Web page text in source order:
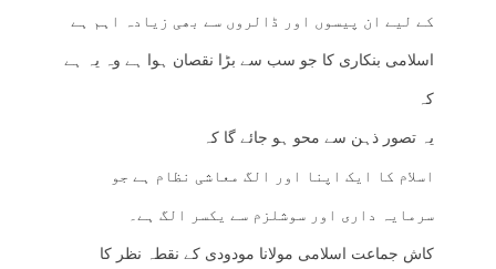
کے لیے ان پیسوں اور ڈالروں سے بھی زیادہ اہم ہے
اسلامی بنکاری کا جو سب سے بڑا نقصان ہوا ہے وہ یہ ہے
کہ
یہ تصور ذہن سے محو ہو جائے گا کہ
اسلام کا ایک اپنا اور الگ معاشی نظام ہے جو
سرمایہ داری اور سوشلزم سے یکسر الگ ہے۔
کاش جماعت اسلامی مولانا مودودی کے نقطہ نظر کا